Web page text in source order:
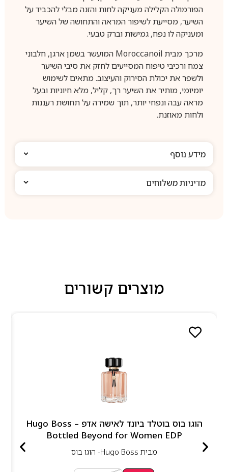
הפורמולה הקלילה מעניקה לחות והזנה מבלי להכביד על
השיער, מסייעת לשיפור המראה והתחושה של השיער
ומעניקה לו נפח, גמישות וברק טבעי.
מרכך מבית Moroccanoil המועשר בשמן ארגן, חלבוני
צמח ורכיבי טיפוח המסייעים לחזק את סיבי השיער
ולשפר את יכולת הסירוק והעיצוב. מתאים לשימוש
יומיומי, מותיר את השיער רך, קליל, מלא חיוניות ובעל
מראה עבה ונפחי יותר, תוך שמירה על תחושת רעננות
ולחות מאוזנת.
מידע נוסף
מדיניות משלוחים
מוצרים קשורים
הוגו בוס בוטלד ביונד לאישה אדפ – Hugo Boss
Bottled Beyond for Women EDP
מבית Hugo Boss- הוגו בוס